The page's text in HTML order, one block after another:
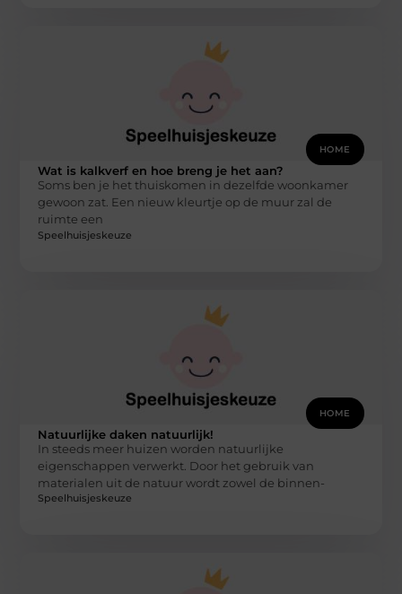
HOME
Wat is kalkverf en hoe breng je het aan?
Soms ben je het thuiskomen in dezelfde woonkamer
gewoon zat. Een nieuw kleurtje op de muur zal de
ruimte een
Speelhuisjeskeuze
HOME
Natuurlijke daken natuurlijk!
In steeds meer huizen worden natuurlijke
eigenschappen verwerkt. Door het gebruik van
materialen uit de natuur wordt zowel de binnen-
Speelhuisjeskeuze